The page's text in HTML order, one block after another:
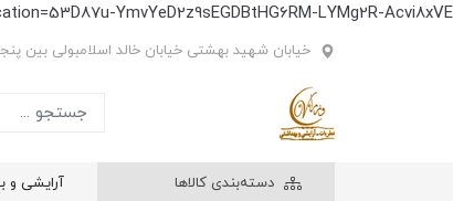
YmvYeD2z9sEGDBtHG6RM-LYMg2R-Acvi8xVE
خیابان شهید بهشتی خیابان خالد اسلامبولی بین
دسته‌بندی کالاها آرایشی و